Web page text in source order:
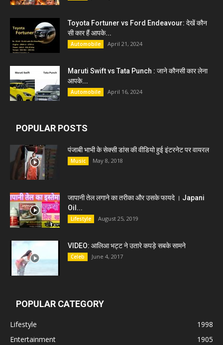
Toyota Fortuner vs Ford Endeavour: देखें कौन
सी कार हैं आपके...
Automobile April 21, 2024
Maruti Swift vs Tata Punch : जाने कौनसी कार लेना
आपके...
Automobile April 16, 2024
POPULAR POSTS
पंजाबी भाभी के सेक्सी डांस की वीडियो हुई इंटरनेट पर वायरल
Music May 8, 2018
जापानी तेल लगाने का तरीका और उसके फायदे । Japani
Oil...
Lifestyle August 25, 2019
VIDEO: आलिआ भट्ट ने उतारे कपड़े सबके सामने
Celeb June 4, 2017
POPULAR CATEGORY
Lifestyle
1998
Entertainment
1905